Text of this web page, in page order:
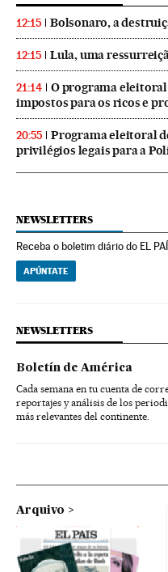
12:15 Bolsonaro, a
12:15 Lula, uma
21:14
O programa eleitoral
impostos para os ricos e
20:55
Programa eleitoral
privilégios legais para a
NEWSLETTERS
Receba o boletim diário do EL
APÚNTATE
NEWSLETTERS
Boletín de América
Cada semana en tu cuenta de
reportajes y análisis de los
más relevantes del continente.
Arquivo